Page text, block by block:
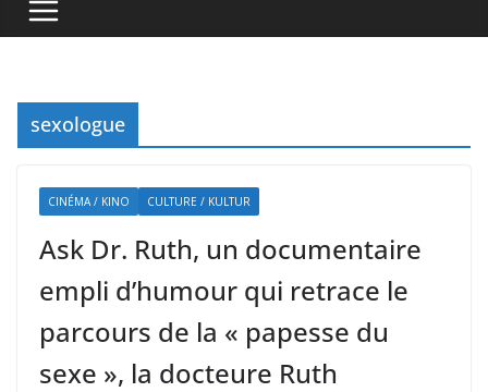
sexologue
CINÉMA / KINO CULTURE / KULTUR
Ask Dr. Ruth, un documentaire
empli d’humour qui retrace le
parcours de la « papesse du
sexe », la docteure Ruth